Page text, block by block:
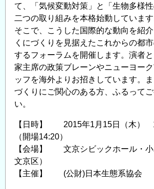
「防
災
×
ド
ロ
ー
ン」
の
て、「気候変動対策」と「生物多様
二つの取り組みを本格始動しています
そこで、こうした国際的な動向を紹
くにづくりを見据えたこれからの都
するフォーラムを開催します。演者
家主席の政策ブレーンやニューヨー
ッフを海外よりお招きしています。
づくりにご関心のある方、ふるって
い。
【日時】 2015年1月15日（木）
（開場14:20）
【会場】 文京シビックホール・小
文京区）
【主催】 (公財)日本生態系協会